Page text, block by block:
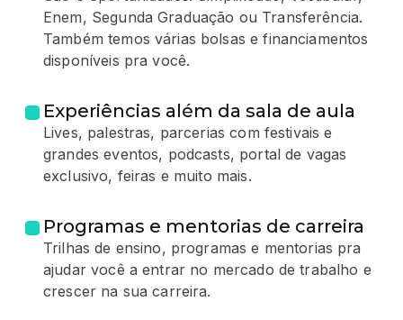
Enem, Segunda Graduação ou Transferência.
Também temos várias bolsas e financiamentos
disponíveis pra você.
Experiências além da sala de aula
Lives, palestras, parcerias com festivais e
grandes eventos, podcasts, portal de vagas
exclusivo, feiras e muito mais.
Programas e mentorias de carreira
Trilhas de ensino, programas e mentorias pra
ajudar você a entrar no mercado de trabalho e
crescer na sua carreira.